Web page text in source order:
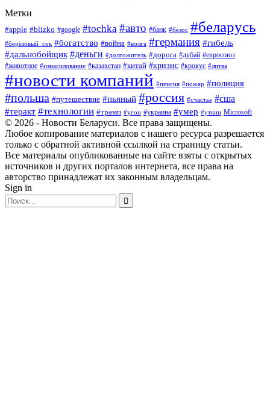
Метки
#apple #blizko #google #tochka #авто #банк #безос #беларусь
#берёзовый_сок #богатство #война #волга #германия #гибель
#дальнобойщик #деньги #долгожитель #дорога #дубай #евросоюз
#животное #изнасилование #казахстан #китай #кризис #крокус #литва
#новости компаний #пенсия #пожар #полиция
#польша #путешествие #пьяный #россия #счастье #сша
#теракт #технологии #трамп #угон #украина #умер #уткин Microsoft
© 2026 - Новости Беларуси. Все права защищены.
Любое копирование материалов с нашего ресурса разрешается
только с обратной активной ссылкой на страницу статьи.
Все материалы опубликованные на сайте взяты с открытых
источников и других порталов интернета, все права на
авторство принадлежат их законным владельцам.
Sign in